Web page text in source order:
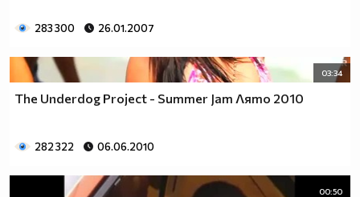
283 300 26.01.2007
03:34
The Underdog Project - Summer Jam Лято 2010
282 322 06.06.2010
00:50